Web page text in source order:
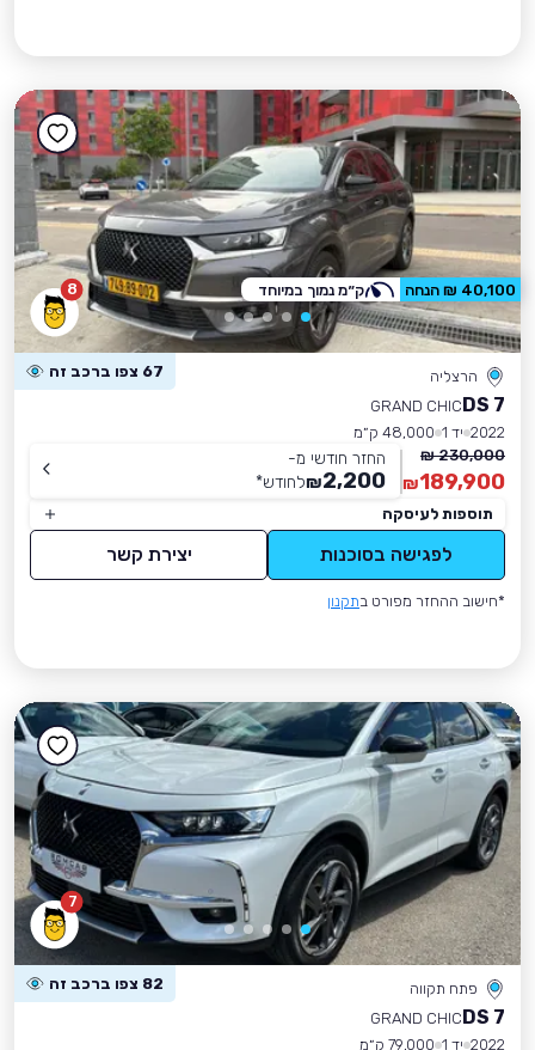
8
הרצליה 67 צפו ברכב זה
DS 7
GRAND CHIC
2022 יד 1
48,000 ק״מ
230,000 ₪
189,900
₪
החזר חודשי מ-
2,200
₪לחודש*
תוספות לעיסקה
לפגישה בסוכנות יצירת קשר
*חישוב ההחזר מפורט בתקנון
40,100 ₪ הנחה ק״מ נמוך במיוחד
7
פתח תקווה 82 צפו ברכב זה
DS 7
GRAND CHIC
2022 יד 1
79,000 ק״מ